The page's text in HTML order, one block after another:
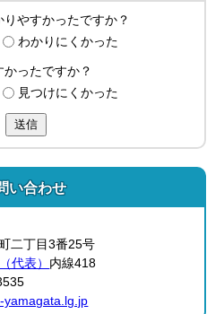
やすかったですか？
わかりにくかった
ったですか？
見つけにくかった
送信
い合わせ
二丁目3番25号
代表） 内線418
yamagata.lg.jp